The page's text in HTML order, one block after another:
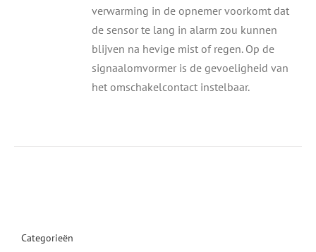
verwarming in de opnemer voorkomt dat
de sensor te lang in alarm zou kunnen
blijven na hevige mist of regen. Op de
signaalomvormer is de gevoeligheid van
het omschakelcontact instelbaar.
Categorieën